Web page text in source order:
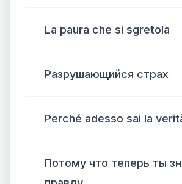
La paura che si sgretola
Разрушающийся страх
Perché adesso sai la
Потому что теперь ты